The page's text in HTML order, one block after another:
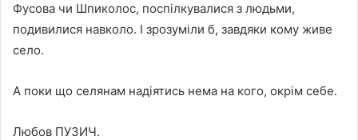
Фусова чи Шпиколос, поспілкувалися з людьми,
подивилися навколо. І зрозуміли б, завдяки кому живе
село.
А поки що селянам надіятись нема на кого, окрім себе.
Любов ПУЗИЧ.